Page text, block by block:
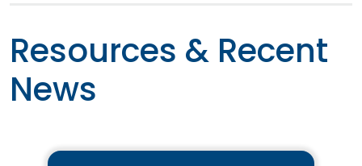
Resources & Recent
News